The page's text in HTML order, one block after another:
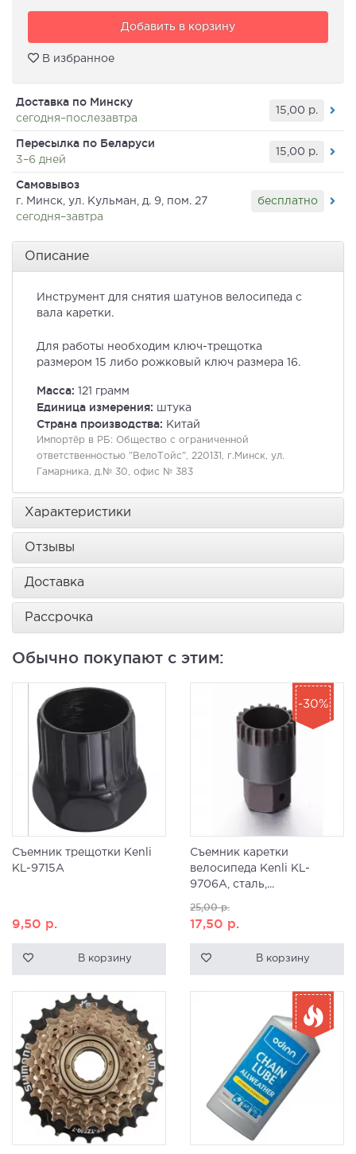
Добавить в корзину
В избранное
Доставка по Минску
сегодня–послезавтра
15,00 р.
Пересылка по Беларуси
3–6 дней
15,00 р.
Самовывоз
г. Минск, ул. Кульман, д. 9, пом. 27
сегодня–завтра
бесплатно
Описание
Инструмент для снятия шатунов велосипеда с
вала каретки.
Для работы необходим ключ-трещотка
размером 15 либо рожковый ключ размера 16.
Масса: 121 грамм
Единица измерения: штука
Страна производства: Китай
Импортёр в РБ: Общество с ограниченной
ответственностью "ВелоТойс", 220131, г.Минск, ул.
Гамарника, д.№ 30, офис № 383
Характеристики
Отзывы
Доставка
Рассрочка
Обычно покупают с этим:
Съемник трещотки Kenli
KL-9715A
9,50 р.
В корзину
Съемник каретки
велосипеда Kenli KL-
9706A, сталь,...
25,00р.
17,50 р.
В корзину
-30%